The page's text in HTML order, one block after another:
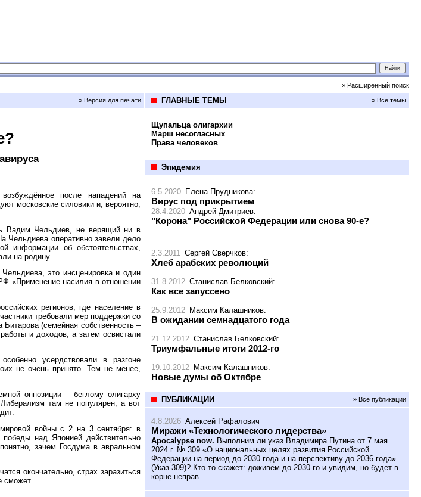
» Расширенный поиск
» Версия для печати
после нападений на
московские силовики и, вероятно,
Вадим Чельдиев, не верящий ни в
Чельдиева оперативно завели дело
информации об обстоятельствах,
на родину.
это инсценировка и один
«Применение насилия в отношении
регионов, где население в
требовали мер поддержки со
(семейная собственность –
и доходов, а затем освистали
усердствовали в разгоне
не очень принято. Тем не менее,
оппозиции – беглому олигарху
там не популярен, а вот
войны с 2 на 3 сентября: в
над Японией действительно
зачем Госдума в авральном
окончательно, страх заразиться
сможет.
ГЛАВНЫЕ ТЕМЫ » Все темы
Щупальца олигархии
Марш несогласных
Права человеков
Эпидемия
6.5.2020 Елена Прудникова:
Вирус под прикрытием
28.4.2020 Андрей Дмитриев:
"Корона" Российской Федерации или снова 90-е?
2.3.2011 Сергей Сверчков:
Хлеб арабских революций
31.8.2012 Станислав Белковский:
Как все запуссено
25.9.2012 Максим Калашников:
В ожидании семнадцатого года
21.12.2012 Станислав Белковский:
Триумфальные итоги 2012-го
19.10.2012 Максим Калашников:
Новые думы об Октябре
ПУБЛИКАЦИИ » Все публикации
4.8.2026 Алексей Рафалович
Миражи «Технологического лидерства»
Apocalypse now. Выполним ли указ Владимира Путина от 7 мая
2024 г. № 309 «О национальных целях развития Российской
Федерации на период до 2030 года и на перспективу до 2036 года»
(Указ-309)? Кто-то скажет: доживём до 2030-го и увидим, но будет в
корне неправ.